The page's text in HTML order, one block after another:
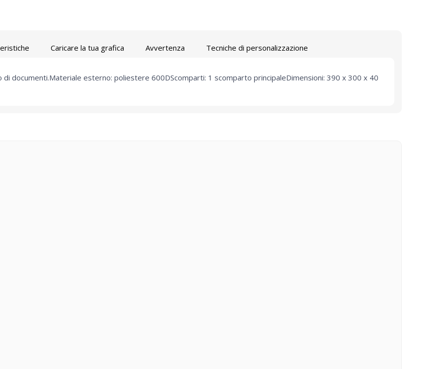
Caricare la tua grafica Avvertenza Tecniche di personalizzazione
documenti.Materiale esterno: poliestere 600DScomparti: 1 scomparto principaleDimensioni: 390 x 300 x 40